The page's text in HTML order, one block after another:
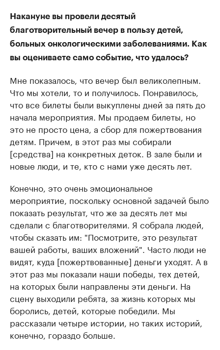
Накануне вы провели десятый
благотворительный вечер в пользу детей,
больных онкологическими заболеваниями. Как
вы оцениваете само событие, что удалось?
Мне показалось, что вечер был великолепным.
Что мы хотели, то и получилось. Понравилось,
что все билеты были выкуплены дней за пять до
начала мероприятия. Мы продаем билеты, но
это не просто цена, а сбор для пожертвования
детям. Причем, в этот раз мы собирали
[средства] на конкретных деток. В зале были и
новые люди, и те, кто с нами уже десять лет.
Конечно, это очень эмоциональное
мероприятие, поскольку основной задачей было
показать результат, что же за десять лет мы
сделали с благотворителями. Я собрала людей,
чтобы сказать им: "Посмотрите, это результат
вашей работы, ваших вложений". Часто люди не
видят, куда [пожертвованные] деньги уходят. А в
этот раз мы показали наши победы, тех детей,
на которых были направлены эти деньги. На
сцену выходили ребята, за жизнь которых мы
боролись, детей, которые победили. Мы
рассказали четыре истории, но таких историй,
конечно, гораздо больше.